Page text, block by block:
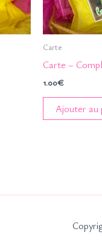
Carte
Carte –
1.00€
Ajouter au